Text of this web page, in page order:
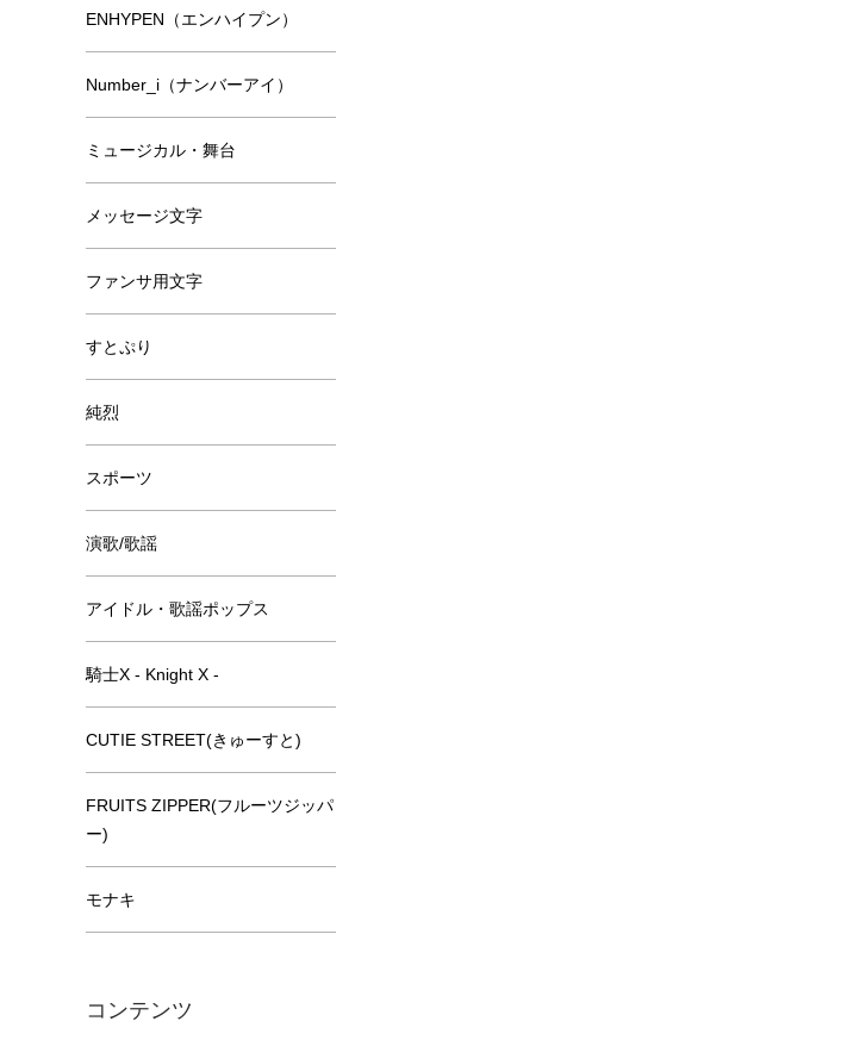
ENHYPEN（エンハイプン）
Number_i（ナンバーアイ）
ミュージカル・舞台
メッセージ文字
ファンサ用文字
すとぷり
純烈
スポーツ
演歌/歌謡
アイドル・歌謡ポップス
騎士X - Knight X -
CUTIE STREET(きゅーすと)
FRUITS ZIPPER(フルーツジッパ
ー)
モナキ
コンテンツ